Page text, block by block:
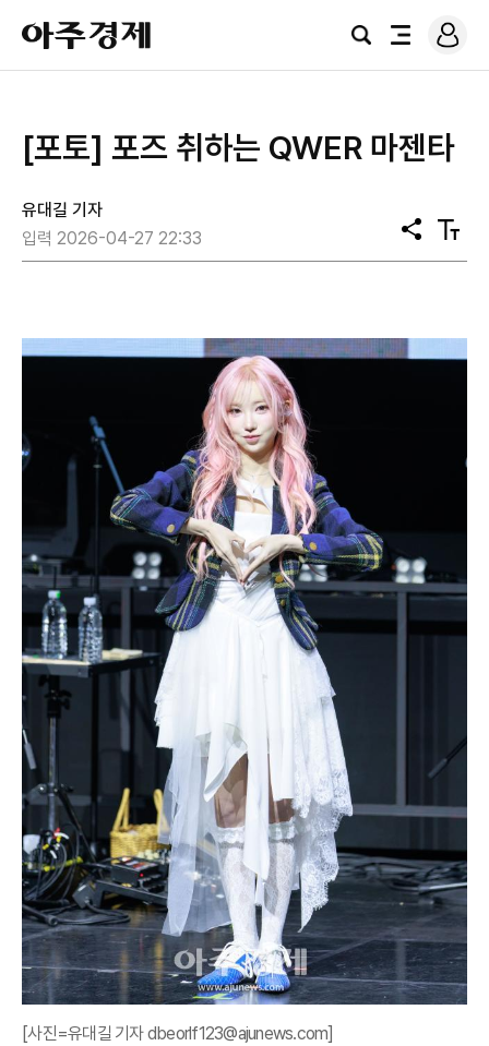
아
주
경
검
전
로
그
[포토] 포즈 취하는 QWER 마젠타
유대길 기자
입력 2026-04-27 22:33
공
유
텍
스
[사진=유대길 기자 dbeorlf123@ajunews.com]